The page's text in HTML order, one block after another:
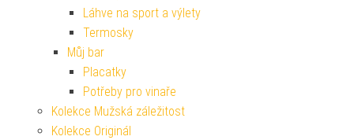
Láhve na sport a výlety
Termosky
Můj bar
Placatky
Potřeby pro vinaře
Kolekce Mužská záležitost
Kolekce Originál